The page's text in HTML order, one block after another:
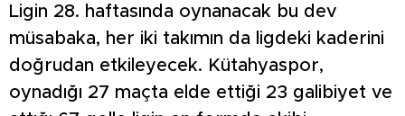
Ligin 28. haftasında oynanacak bu dev
müsabaka, her iki takımın da ligdeki kaderini
doğrudan etkileyecek. Kütahyaspor,
oynadığı 27 maçta elde ettiği 23 galibiyet ve